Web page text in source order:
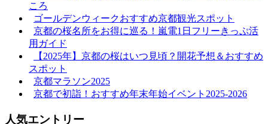
ころ
ゴールデンウィークおすすめ京都観光スポット
京都の桜名所をお得に巡る！嵐電1日フリーきっぷ活
用ガイド
【2025年】京都の桜はいつ見頃？開花予想＆おすすめ
スポット
京都マラソン2025
京都で初詣！おすすめ年末年始イベント2025-2026
人気エントリー